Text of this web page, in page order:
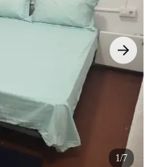
1/7